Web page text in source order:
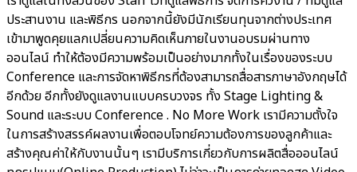
ประสานงาน และพิธีกร นอกจากนี้ยังมีนักเรียนทุนจากต่างประเทศ
เข้ามาพูดคุยแลกเปลี่ยนความคิดเห็นภายในงานอบรมผ่านทาง
ออนไลน์ ทำให้ต้องมีความพร้อมเป็นอย่างมากทั้งในเรื่องของระบบ
Conference และการจัดหาพิธีกรที่ต้องสามารถสื่อสารภาษาอังกฤษได้
อีกด้วย อีกทั้งยังดูแลงานแบบครบวงจร ทั้ง Stage Lighting &
Sound และระบบ Conference . No More Work เรามีความตั้งใจ
ในการสร้างสรรค์ผลงานเพื่อตอบโจทย์ความต้องการของลูกค้าและ
สร้างคุณค่าให้กับงานนั้นๆ เรามีบริการเกี่ยวกับการผลิตสื่อออนไลน์